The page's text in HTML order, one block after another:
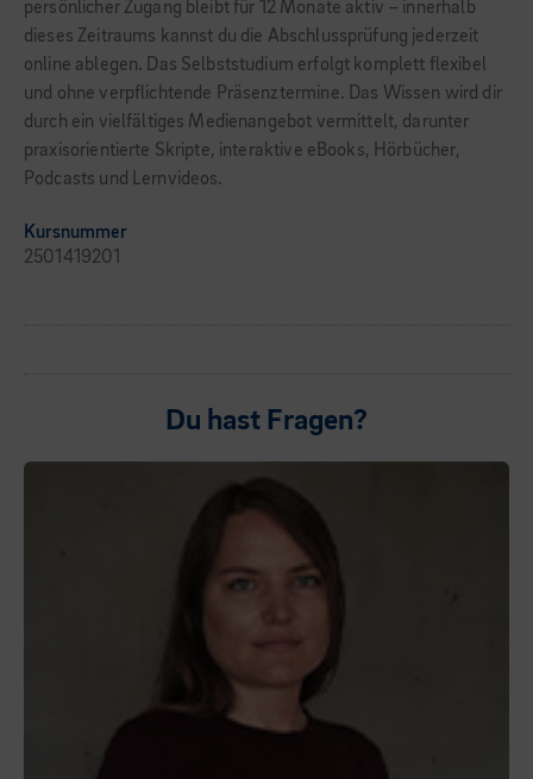
persönlicher Zugang bleibt für 12 Monate aktiv – innerhalb
dieses Zeitraums kannst du die Abschlussprüfung jederzeit
online ablegen. Das Selbststudium erfolgt komplett flexibel
und ohne verpflichtende Präsenztermine. Das Wissen wird dir
durch ein vielfältiges Medienangebot vermittelt, darunter
praxisorientierte Skripte, interaktive eBooks, Hörbücher,
Podcasts und Lernvideos.
Kursnummer
2501419201
Du hast Fragen?